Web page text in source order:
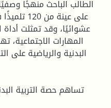
الطالب الباحث منهجًا
على عينة
عشوائيًا، وقد تمثلت
المهارات الاجتماعية،
البدنية والرياضية على